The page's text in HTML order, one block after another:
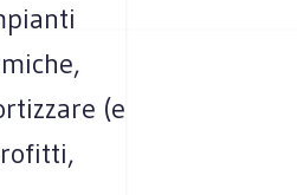
(e